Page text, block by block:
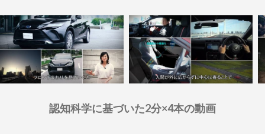
認知科学に基づいた2分×4本の動画